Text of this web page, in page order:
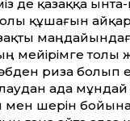
де қазаққа
құшағын
мейірімге толы
риза болып
ада мұндай
мен шерін